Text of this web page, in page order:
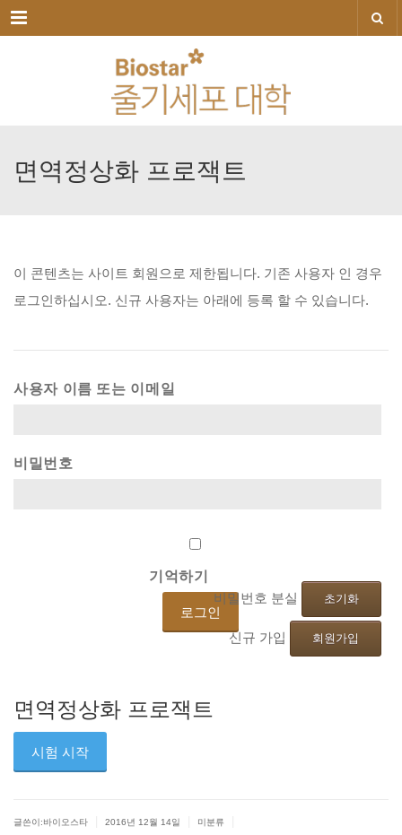
메뉴
면역정상화 프로잭트
이 콘텐츠는 사이트 회원으로 제한됩니다. 기존 사용자 인 경우
로그인하십시오. 신규 사용자는 아래에 등록 할 수 있습니다.
사용자 이름 또는 이메일
비밀번호
기억하기
비밀번호 분실 초기화
신규 가입 회원가입
면역정상화 프로잭트
글쓴이:바이오스타 2016년 12월 14일 미분류